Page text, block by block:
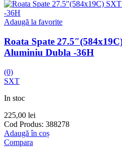
Adaugă la favorite
Roata Spate
Aluminiu Dubla -36H
(0)
SXT
In stoc
225,00 lei
Cod Produs: 388278
Adaugă în coș
Compara